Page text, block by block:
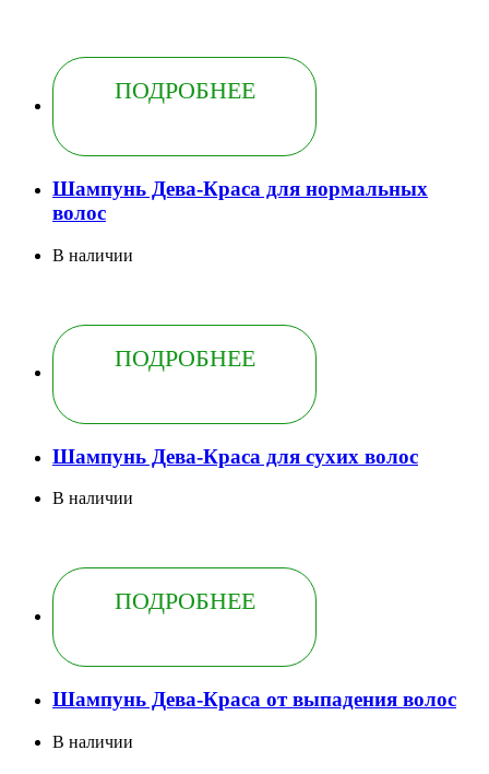
ПОДРОБНЕЕ
Шампунь Дева-Краса для нормальных
волос
В наличии
ПОДРОБНЕЕ
Шампунь Дева-Краса для сухих волос
В наличии
ПОДРОБНЕЕ
Шампунь Дева-Краса от выпадения волос
В наличии